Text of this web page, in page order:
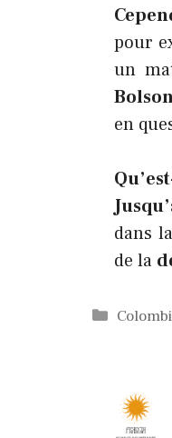
pour
un
en
dans
de la